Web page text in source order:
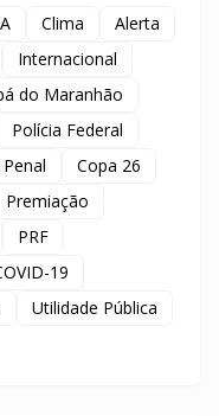
Clima
Alerta
Internacional
do Maranhão
Polícia Federal
Copa 26
Premiação
PRF
19
Utilidade Pública